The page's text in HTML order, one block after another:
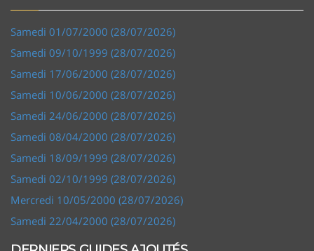
Samedi 01/07/2000 (28/07/2026)
Samedi 09/10/1999 (28/07/2026)
Samedi 17/06/2000 (28/07/2026)
Samedi 10/06/2000 (28/07/2026)
Samedi 24/06/2000 (28/07/2026)
Samedi 08/04/2000 (28/07/2026)
Samedi 18/09/1999 (28/07/2026)
Samedi 02/10/1999 (28/07/2026)
Mercredi 10/05/2000 (28/07/2026)
Samedi 22/04/2000 (28/07/2026)